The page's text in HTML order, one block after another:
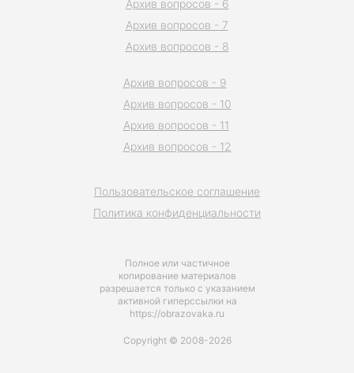
Полное или частичное
копирование материалов
разрешается только с указанием
активной гиперссылки на
https://obrazovaka.ru
Пользовательское соглашение
Политика конфиденциальности
Архив вопросов - 6
Архив вопросов - 7
Архив вопросов - 8
Архив вопросов - 9
Архив вопросов - 10
Архив вопросов - 11
Архив вопросов - 12
Copyright © 2008-2026